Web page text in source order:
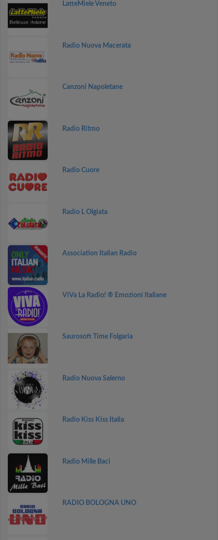
LatteMiele Veneto
Radio Nuova Macerata
Canzoni Napoletane
Radio Ritmo
Radio Cuore
Radio L Olgiata
Association Italian Radio
ViVa La Radio! ® Emozioni Italiane
Saurosoft Time Folgaria
Radio Nuova Salerno
Radio Kiss Kiss Italia
Radio Mille Baci
RADIO BOLOGNA UNO